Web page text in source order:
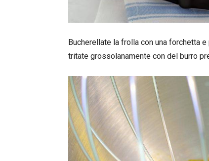
Bucherellate la frolla con una forchetta
tritate grossolanamente con del burro